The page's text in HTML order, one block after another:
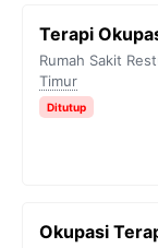
Terapi
Rumah Sakit
Timur
Ditutup
Okupasi